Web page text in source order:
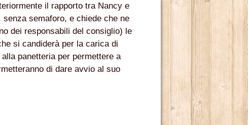
NOME, È ANCHE MERITO DI MARCO TULLIO GIORDANA.
il rapporto tra Nancy e
semaforo, e chiede che ne
dei responsabili del consiglio) le
si candiderà per la carica di
panetteria per permettere a
di dare avvio al suo